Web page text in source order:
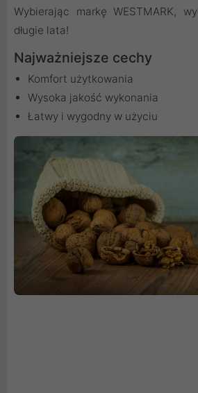
Wybierając markę WESTMARK,
długie lata!
Najważniejsze cechy
Komfort użytkowania
Wysoka jakość wykonania
Łatwy i wygodny w użyciu